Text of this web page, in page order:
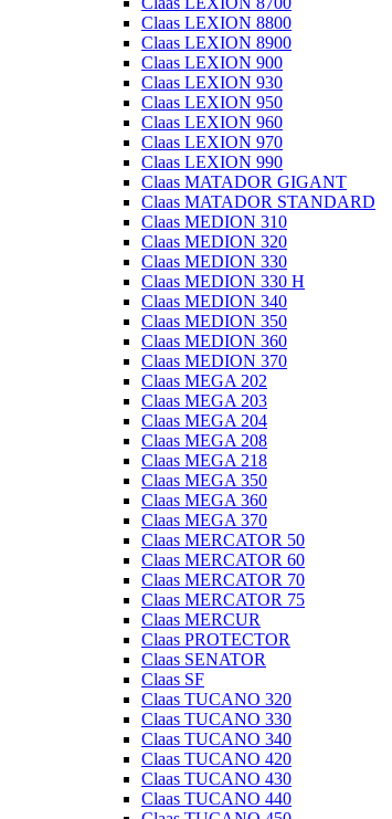
Claas LEXION 8800
Claas LEXION 8900
Claas LEXION 900
Claas LEXION 930
Claas LEXION 950
Claas LEXION 960
Claas LEXION 970
Claas LEXION 990
Claas MATADOR GIGANT
Claas MATADOR STANDARD
Claas MEDION 310
Claas MEDION 320
Claas MEDION 330
Claas MEDION 330 H
Claas MEDION 340
Claas MEDION 350
Claas MEDION 360
Claas MEDION 370
Claas MEGA 202
Claas MEGA 203
Claas MEGA 204
Claas MEGA 208
Claas MEGA 218
Claas MEGA 350
Claas MEGA 360
Claas MEGA 370
Claas MERCATOR 50
Claas MERCATOR 60
Claas MERCATOR 70
Claas MERCATOR 75
Claas MERCUR
Claas PROTECTOR
Claas SENATOR
Claas SF
Claas TUCANO 320
Claas TUCANO 330
Claas TUCANO 340
Claas TUCANO 420
Claas TUCANO 430
Claas TUCANO 440